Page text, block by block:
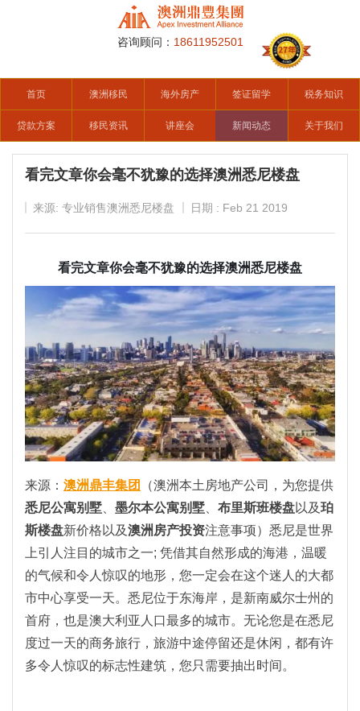
咨询顾问： 18611952501
首页 澳洲移民 海外房产 签证留学 税务知识
贷款方案 移民资讯 讲座会 新闻动态 关于我们
看完文章你会毫不犹豫的选择澳洲悉尼楼盘
来源: 专业销售澳洲悉尼楼盘 日期 : Feb 21 2019
看完文章你会毫不犹豫的选择澳洲悉尼楼盘
来源： 澳洲鼎丰集团
（澳洲本土房地产公司，为您提供
悉尼公寓别墅
墨尔本公寓别墅 布里斯班楼盘以及珀
斯楼盘新价格以及澳洲房产投资注意事项） 悉尼是世界
上引人注目的城市之一; 凭借其自然形成的海港，温暖
的气候和令人惊叹的地形，您一定会在这个迷人的大都
市中心享受一天。悉尼位于东海岸，是新南威尔士州的
首府，也是澳大利亚人口最多的城市。无论您是在悉尼
度过一天的商务旅行，旅游中途停留还是休闲，都有许
多令人惊叹的标志性建筑，您只需要抽出时间。